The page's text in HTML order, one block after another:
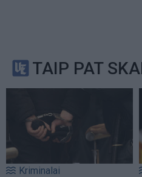
TAIP PAT
Kriminalai